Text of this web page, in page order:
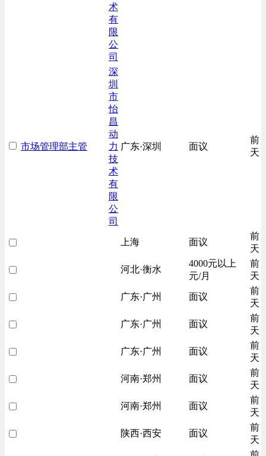
术
有
限
公
司
市场管理部主管
深
圳
市
怡
昌
动
力
技
术
有
限
公
司
广东·深圳 面议
前
天
上海 面议
前
天
河北·衡水
4000元以上
元/月
前
天
广东·广州 面议
前
天
广东·广州 面议
前
天
广东·广州 面议
前
天
河南·郑州 面议
前
天
河南·郑州 面议
前
天
陕西·西安 面议
前
天